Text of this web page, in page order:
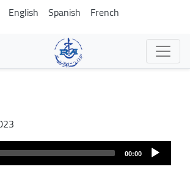
Pasar
al
contenido
principal
English Spanish French
00:00